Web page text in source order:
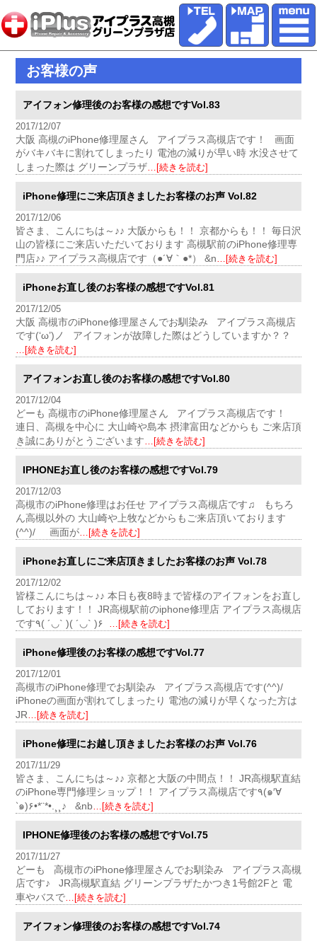
お客様の声
アイフォン修理後のお客様の感想ですVol.83
2017/12/07
大阪 高槻のiPhone修理屋さん アイプラス高槻店です！ 画面
がバキバキに割れてしまったり 電池の減りが早い時 水没させて
しまった際は グリーンプラザ…[続きを読む]
iPhone修理にご来店頂きましたお客様のお声 Vol.82
2017/12/06
皆さま、こんにちは～♪♪ 大阪からも！！ 京都からも！！ 毎日沢
山の皆様にご来店いただいております 高槻駅前のiPhone修理専
門店♪♪ アイプラス高槻店です（●´∀｀●*） &n…[続きを読む]
iPhoneお直し後のお客様の感想ですVol.81
2017/12/05
大阪 高槻市のiPhone修理屋さんでお馴染み アイプラス高槻店
です(‘ω’)ノ アイフォンが故障した際はどうしていますか？？
…[続きを読む]
アイフォンお直し後のお客様の感想ですVol.80
2017/12/04
どーも 高槻市のiPhone修理屋さん アイプラス高槻店です！
連日、高槻を中心に 大山崎や島本 摂津富田などからも ご来店頂
き誠にありがとうございます…[続きを読む]
IPHONEお直し後のお客様の感想ですVol.79
2017/12/03
高槻市のiPhone修理はお任せ アイプラス高槻店です♫ もちろ
ん高槻以外の 大山崎や上牧などからもご来店頂いております
(^^)/ 画面が…[続きを読む]
iPhoneお直しにご来店頂きましたお客様のお声 Vol.78
2017/12/02
皆様こんにちは～♪♪ 本日も夜8時まで皆様のアイフォンをお直し
しております！！ JR高槻駅前のiphone修理店 アイプラス高槻店
です٩( ´◡` )( ´◡` )۶
…[続きを読む]
iPhone修理後のお客様の感想ですVol.77
2017/12/01
高槻市のiPhone修理でお馴染み アイプラス高槻店です(^^)/
iPhoneの画面が割れてしまったり 電池の減りが早くなった方は
JR…[続きを読む]
iPhone修理にお越し頂きましたお客様のお声 Vol.76
2017/11/29
皆さま、こんにちは～♪♪ 京都と大阪の中間点！！ JR高槻駅直結
のiPhone専門修理ショップ！！ アイプラス高槻店です٩(๑′∀
‵๑)۶•*¨*•.¸¸♪ &nb…[続きを読む]
IPHONE修理後のお客様の感想ですVol.75
2017/11/27
どーも 高槻市のiPhone修理屋さんでお馴染み アイプラス高槻
店です♪ JR高槻駅直結 グリーンプラザたかつき1号館2Fと 電
車やバスで…[続きを読む]
アイフォン修理後のお客様の感想ですVol.74